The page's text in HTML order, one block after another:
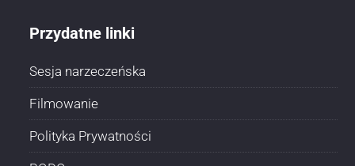
Przydatne linki
Sesja narzeczeńska
Filmowanie
Polityka Prywatności